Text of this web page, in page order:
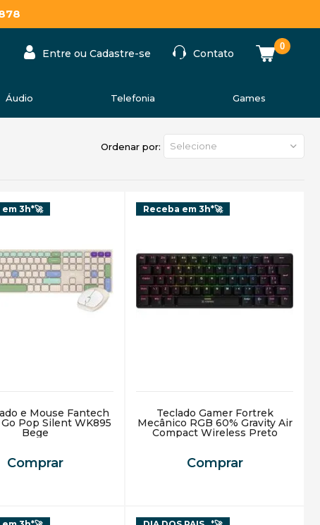
Entre ou Cadastre-se Contato
0
Áudio Telefonia Games
Ordenar por: Selecione
3h*🚀
e Mouse Fantech
Pop Silent WK895
Bege
Comprar
Receba em 3h*🚀
Teclado Gamer Fortrek
Mecânico RGB 60% Gravity Air
Compact Wireless Preto
Comprar